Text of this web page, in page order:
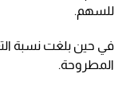
للسهم.
المطروحة.